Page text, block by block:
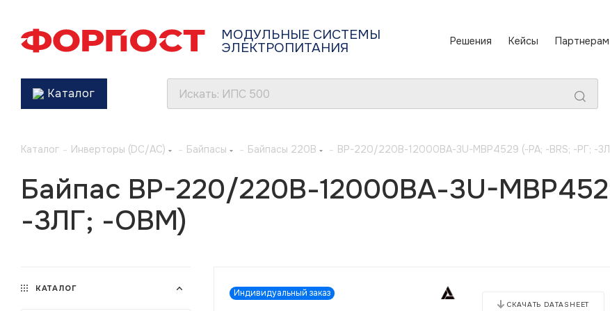
МОДУЛЬНЫЕ СИСТЕМЫ
ЭЛЕКТРОПИТАНИЯ Решения Кейсы Партнерам
Каталог
Каталог - Инверторы (DC/AC) - Байпасы - Байпасы 220В - BP-220/220В-12000ВА-3U-МВР4529 (-РА; -BRS; -РГ; -
Байпас BP-220/220В-12000ВА-3U-
-3ЛГ; -ОВМ)
Индивидуальный заказ
СКАЧАТЬ DATASHEET
КАТАЛОГ